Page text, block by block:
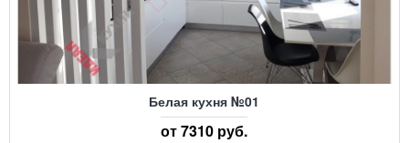
Белая кухня №01
от 7310 руб.